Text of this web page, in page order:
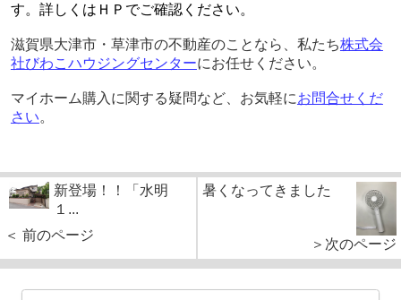
す。詳しくはＨＰでご確認ください。
滋賀県大津市・草津市の不動産のことなら、私たち株式会
社びわこハウジングセンターにお任せください。
マイホーム購入に関する疑問など、お気軽にお問合せくだ
さい。
新登場！！「水明
１...
＜ 前のページ
暑くなってきました
＞次のページ